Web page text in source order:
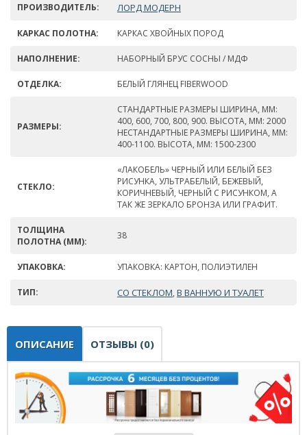
ПРОИЗВОДИТЕЛЬ: ЛОРД МОДЕРН
КАРКАС ПОЛОТНА: КАРКАС ХВОЙНЫХ ПОРОД
НАПОЛНЕНИЕ: НАБОРНЫЙ БРУС СОСНЫ / МДФ
ОТДЕЛКА: БЕЛЫЙ ГЛЯНЕЦ FIBERWOOD
РАЗМЕРЫ:
СТАНДАРТНЫЕ РАЗМЕРЫ ШИРИНА, ММ:
400, 600, 700, 800, 900. ВЫСОТА, ММ: 2000
НЕСТАНДАРТНЫЕ РАЗМЕРЫ ШИРИНА, ММ:
400-1100. ВЫСОТА, ММ: 1500-2300
СТЕКЛО:
«ЛАКОБЕЛЬ» ЧЕРНЫЙ ИЛИ БЕЛЫЙ БЕЗ
РИСУНКА, УЛЬТРАБЕЛЫЙ, БЕЖЕВЫЙ,
КОРИЧНЕВЫЙ, ЧЕРНЫЙ С РИСУНКОМ, А
ТАК ЖЕ ЗЕРКАЛО БРОНЗА ИЛИ ГРАФИТ.
ТОЛЩИНА
ПОЛОТНА (ММ):
38
УПАКОВКА: УПАКОВКА: КАРТОН, ПОЛИЭТИЛЕН
ТИП: СО СТЕКЛОМ, В ВАННУЮ И ТУАЛЕТ
ОПИСАНИЕ ОТЗЫВЫ (0)